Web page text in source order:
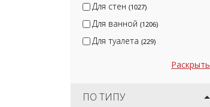
Для стен (1027)
Для ванной (1206)
Для туалета (229)
Раскрыть
ПО ТИПУ